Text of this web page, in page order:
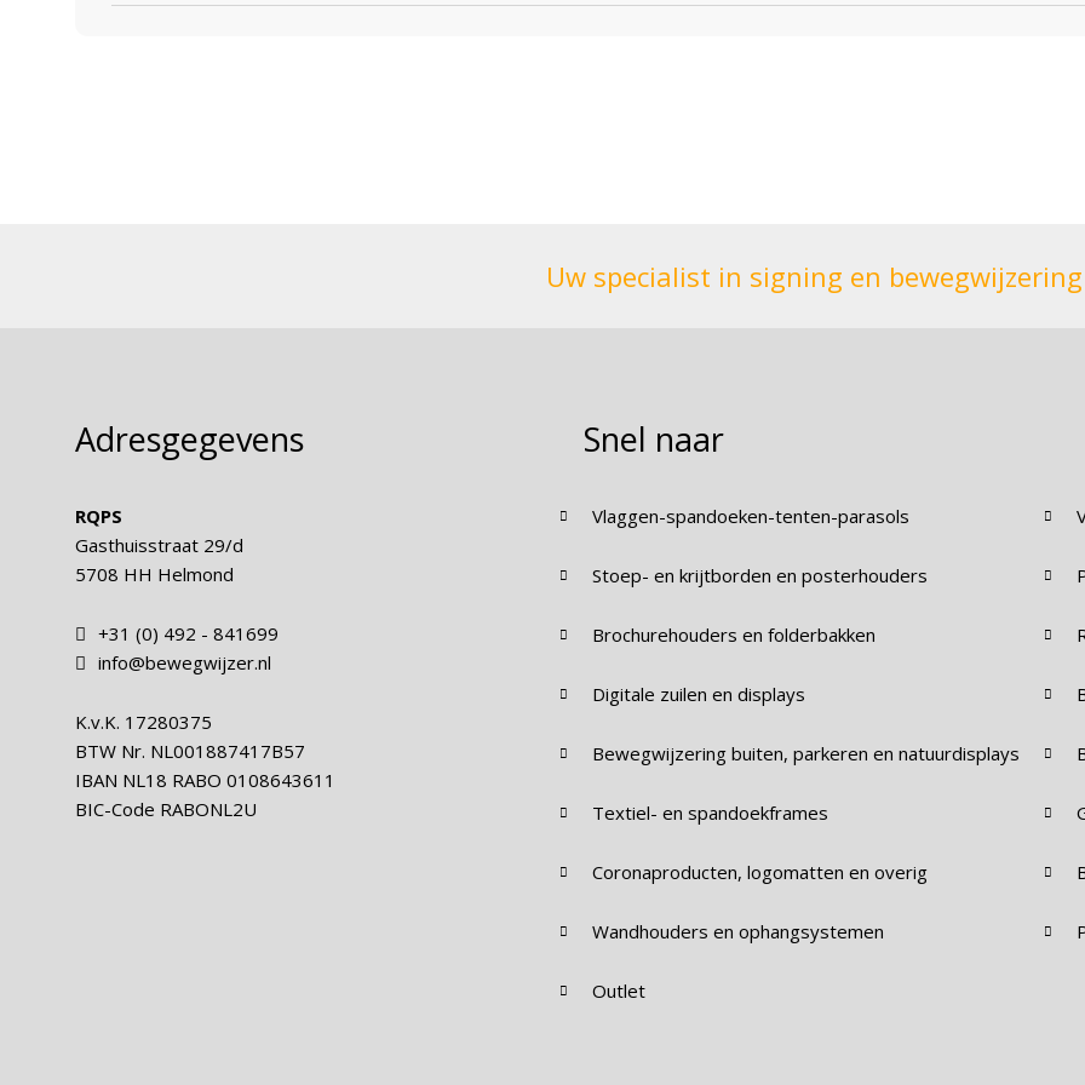
Uw specialist in signing en bewegwijzering
Adresgegevens
RQPS
Gasthuisstraat 29/d
5708 HH Helmond
+31 (0) 492 - 841699
info@bewegwijzer.nl
K.v.K. 17280375
BTW Nr. NL001887417B57
IBAN NL18 RABO 0108643611
BIC-Code RABONL2U
Snel naar
Vlaggen-spandoeken-tenten-parasols
Stoep- en krijtborden en posterhouders
Brochurehouders en folderbakken
Digitale zuilen en displays
Bewegwijzering buiten, parkeren en natuurdisplays
Textiel- en spandoekframes
Coronaproducten, logomatten en overig
Wandhouders en ophangsystemen
Outlet